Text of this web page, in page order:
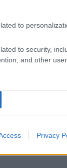
to
to security,
and other user
Privacy
egyetlen
némileg
– megújul a tatai